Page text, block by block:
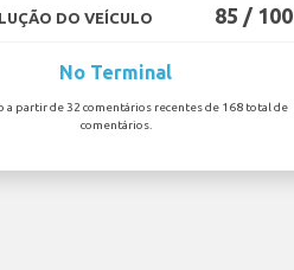
DO VEÍCULO 85 / 100
No Terminal
a partir de 32 comentários recentes de 168 total de
comentários.